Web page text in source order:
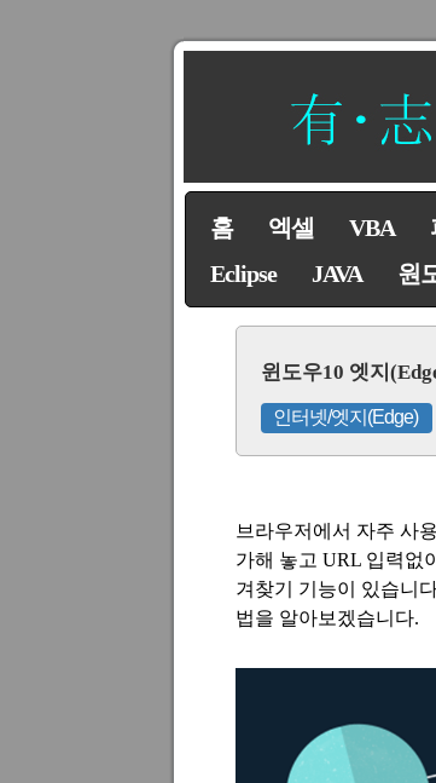
홈 엑셀 VBA
Eclipse
JAVA 원
윈도우10 엣지
인터넷/엣지(Edge)
브라우저에서 자주 사
가해 놓고URL 입력없
겨찾기 기능이 있습니
법을 알아보겠습니다.